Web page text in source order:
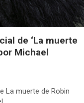
de ‘La muerte
Michael
La muerte de Robin